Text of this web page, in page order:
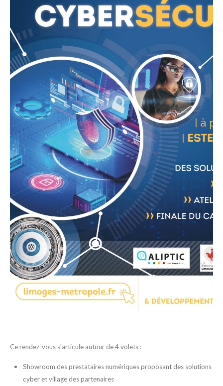
Ce rendez-vous s'articule autour de 4 volets :
Showroom des prestataires numériques proposant des solutions
cyber et village des partenaires